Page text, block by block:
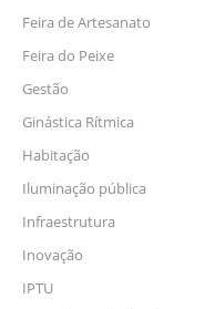
Feira de Artesanato
Feira do Peixe
Gestão
Ginástica Rítmica
Habitação
Iluminação pública
Infraestrutura
Inovação
IPTU